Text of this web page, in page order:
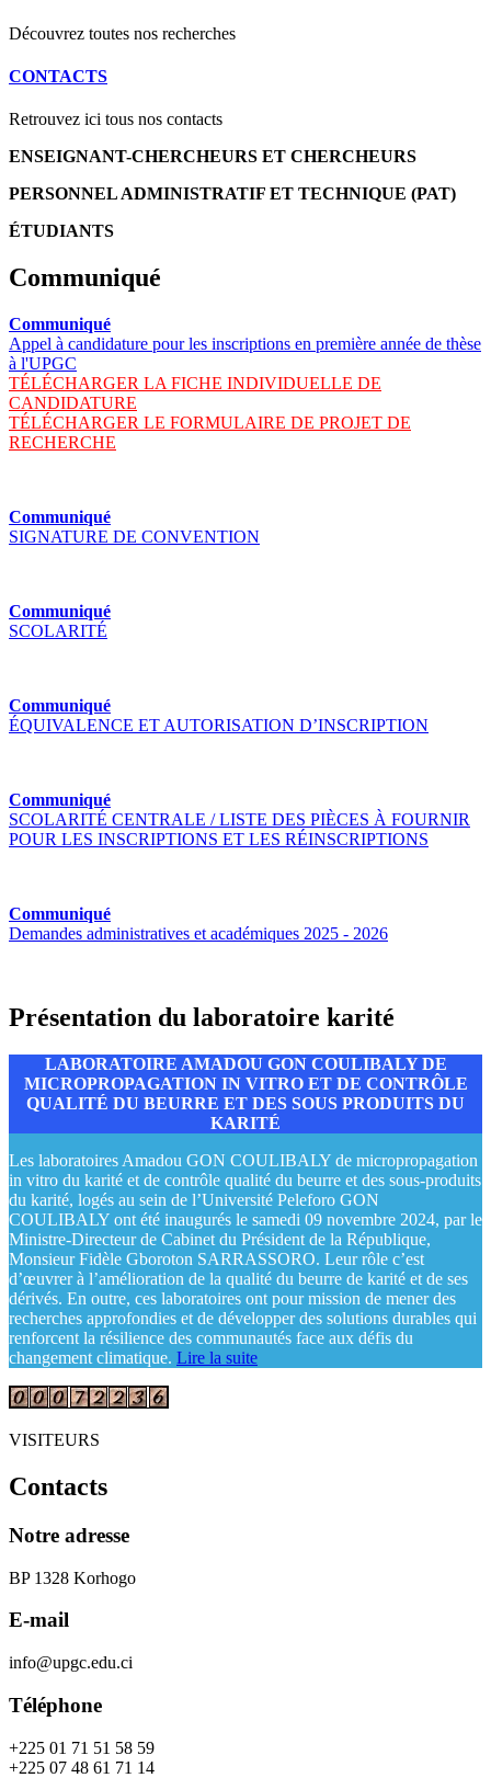
Découvrez toutes nos recherches
CONTACTS
Retrouvez ici tous nos contacts
ENSEIGNANT-CHERCHEURS ET CHERCHEURS
PERSONNEL ADMINISTRATIF ET TECHNIQUE (PAT)
ÉTUDIANTS
Communiqué
Communiqué
Appel à candidature pour les inscriptions en première année de thèse
à l'UPGC
TÉLÉCHARGER LA FICHE INDIVIDUELLE DE
CANDIDATURE
TÉLÉCHARGER LE FORMULAIRE DE PROJET DE
RECHERCHE
Communiqué
SIGNATURE DE CONVENTION
Communiqué
SCOLARITÉ
Communiqué
ÉQUIVALENCE ET AUTORISATION D’INSCRIPTION
Communiqué
SCOLARITÉ CENTRALE / LISTE DES PIÈCES À FOURNIR
POUR LES INSCRIPTIONS ET LES RÉINSCRIPTIONS
Communiqué
Demandes administratives et académiques 2025 - 2026
Présentation du laboratoire karité
LABORATOIRE AMADOU GON COULIBALY DE
MICROPROPAGATION IN VITRO ET DE CONTRÔLE
QUALITÉ DU BEURRE ET DES SOUS PRODUITS DU
KARITÉ
Les laboratoires Amadou GON COULIBALY de micropropagation
in vitro du karité et de contrôle qualité du beurre et des sous-produits
du karité, logés au sein de l’Université Peleforo GON
COULIBALY ont été inaugurés le samedi 09 novembre 2024, par le
Ministre-Directeur de Cabinet du Président de la République,
Monsieur Fidèle Gboroton SARRASSORO. Leur rôle c’est
d’œuvrer à l’amélioration de la qualité du beurre de karité et de ses
dérivés. En outre, ces laboratoires ont pour mission de mener des
recherches approfondies et de développer des solutions durables qui
renforcent la résilience des communautés face aux défis du
changement climatique. Lire la suite
VISITEURS
Contacts
Notre adresse
BP 1328 Korhogo
E-mail
info@upgc.edu.ci
Téléphone
+225 01 71 51 58 59
+225 07 48 61 71 14